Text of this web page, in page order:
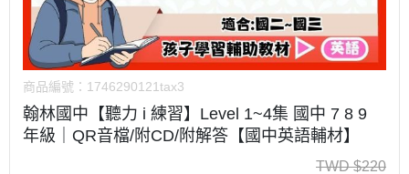
商品編號： 1746290121tax3
翰林國中【聽力 i 練習】Level 1~4集 國中 7 8 9
年級｜QR音檔/附CD/附解答【國中英語輔材】
TWD $220